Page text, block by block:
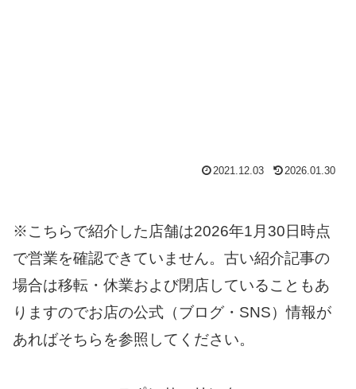
2021.12.03 2026.01.30
※こちらで紹介した店舗は2026年1月30日時点
で営業を確認できていません。古い紹介記事の
場合は移転・休業および閉店していることもあ
りますのでお店の公式（ブログ・SNS）情報が
あればそちらを参照してください。